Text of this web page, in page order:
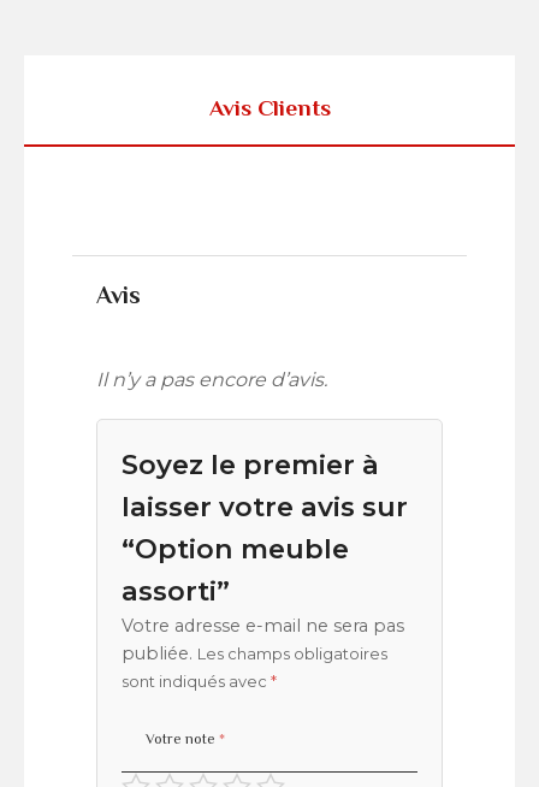
Avis Clients
Avis
Il n’y a pas encore d’avis.
Soyez le premier à
laisser votre avis sur
“Option meuble
assorti”
Votre adresse e-mail ne sera pas
publiée. Les champs obligatoires
sont indiqués avec *
Votre note *